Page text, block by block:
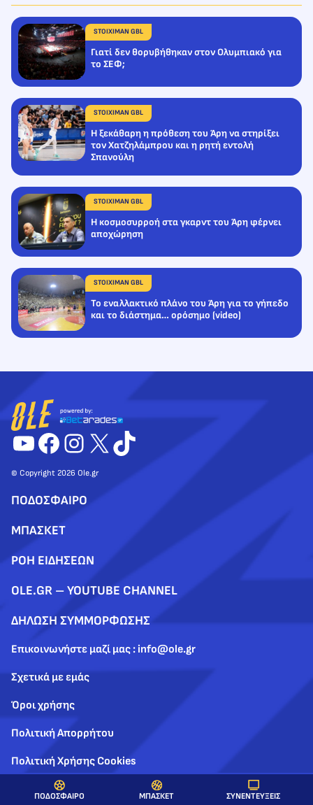
ΠΟΔΟΣΦΑΙΡΟ ΜΠΑΣΚΕΤ ΣΥΝΕΝΤΕΥΞΕΙΣ
STOIXIMAN GBL
Γιατί δεν θορυβήθηκαν στον Ολυμπιακό για
το ΣΕΦ;
STOIXIMAN GBL
Η ξεκάθαρη η πρόθεση του Άρη να στηρίξει
τον Χατζηλάμπρου και η ρητή εντολή
Σπανούλη
STOIXIMAN GBL
Η κοσμοσυρροή στα γκαρντ του Άρη φέρνει
αποχώρηση
STOIXIMAN GBL
Το εναλλακτικό πλάνο του Άρη για το γήπεδο
και το διάστημα… ορόσημο (video)
YouTube
Facebook
Instagram
X TikTok
© Copyright 2026 Ole.gr
ΠΟΔΟΣΦΑΙΡΟ
ΜΠΑΣΚΕΤ
ΡΟΗ ΕΙΔΗΣΕΩΝ
OLE.GR – YOUTUBE CHANNEL
ΔΗΛΩΣΗ ΣΥΜΜΟΡΦΩΣΗΣ
Επικοινωνήστε μαζί μας : info@ole.gr
Σχετικά με εμάς
Όροι χρήσης
Πολιτική Απορρήτου
Πολιτική Χρήσης Cookies